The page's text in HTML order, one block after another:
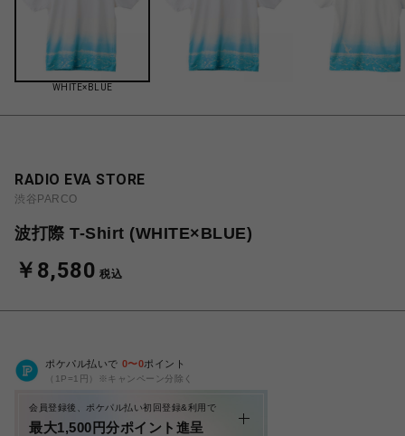
WHITE×BLUE
RADIO EVA STORE
渋谷PARCO
波打際 T-Shirt (WHITE×BLUE)
￥8,580 税込
ポケパル払いで 0〜0ポイント
（1P=1円）※キャンペーン分除く
会員登録後、ポケパル払い初回登録&利用で
最大1,500円分ポイント進呈